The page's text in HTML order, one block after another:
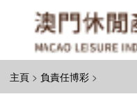
主頁 > 負責任博彩 >